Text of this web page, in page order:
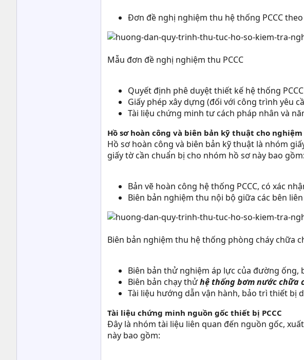
Đơn đề nghị nghiệm thu hệ thống PCCC
Mẫu đơn đề nghị nghiệm thu PCCC
Quyết định phê duyệt thiết kế hệ thống
Giấy phép xây dựng (đối với công trình yêu
Tài liệu chứng minh tư cách pháp nhân và
Hồ sơ hoàn công và biên bản kỹ thuật cho nghiệm
Hồ sơ hoàn công và biên bản kỹ thuật là nhóm
giấy tờ cần chuẩn bị cho nhóm hồ sơ này bao gồm:
Bản vẽ hoàn công hệ thống PCCC, có xác
Biên bản nghiệm thu nội bộ giữa các bên
Biên bản nghiệm thu hệ thống phòng cháy chữa
Biên bản thử nghiệm áp lực của đường ống,
Biên bản chạy thửhệ thống bơm nước chữa
Tài liệu hướng dẫn vận hành, bảo trì thiết bị
Tài liệu chứng minh nguồn gốc thiết bị PCCC
Đây là nhóm tài liệu liên quan đến nguồn gốc,
này bao gồm: